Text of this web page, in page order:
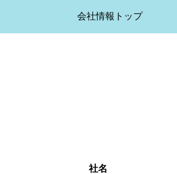
会社情報トップ
社名